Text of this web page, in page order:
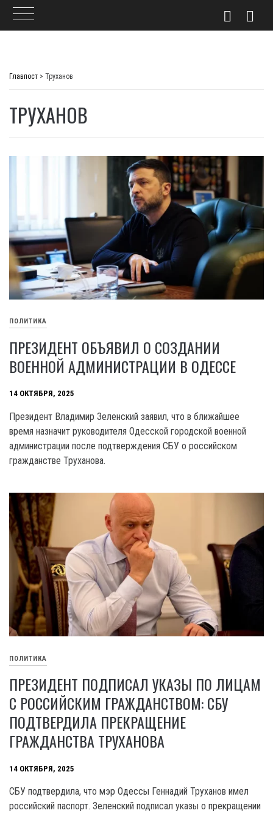
Главпост > Труханов
ТРУХАНОВ
ПОЛИТИКА
ПРЕЗИДЕНТ ОБЪЯВИЛ О СОЗДАНИИ
ВОЕННОЙ АДМИНИСТРАЦИИ В ОДЕССЕ
14 ОКТЯБРЯ, 2025
Президент Владимир Зеленский заявил, что в ближайшее
время назначит руководителя Одесской городской военной
администрации после подтверждения СБУ о российском
гражданстве Труханова.
ПОЛИТИКА
ПРЕЗИДЕНТ ПОДПИСАЛ УКАЗЫ ПО ЛИЦАМ
С РОССИЙСКИМ ГРАЖДАНСТВОМ: СБУ
ПОДТВЕРДИЛА ПРЕКРАЩЕНИЕ
ГРАЖДАНСТВА ТРУХАНОВА
14 ОКТЯБРЯ, 2025
СБУ подтвердила, что мэр Одессы Геннадий Труханов имел
российский паспорт. Зеленский подписал указы о прекращении